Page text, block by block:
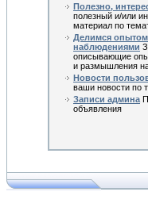
Полезно,
полезный и/или
материал по
Делимся
наблюдениями
описывающие
и размышления
Новости
ваши новости по
Записи админа
объявления